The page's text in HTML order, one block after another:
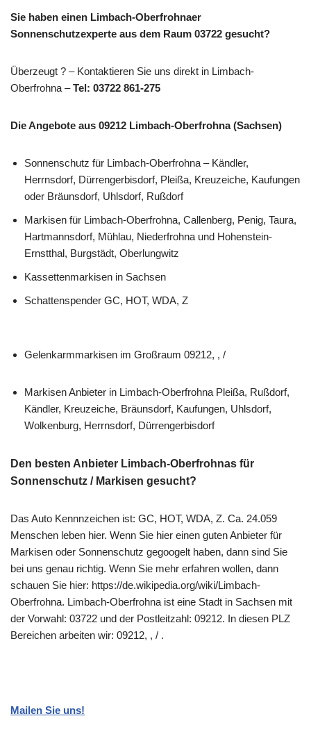
Sie haben einen Limbach-Oberfrohnaer
Sonnenschutzexperte aus dem Raum 03722 gesucht?
Überzeugt ? – Kontaktieren Sie uns direkt in Limbach-
Oberfrohna –Tel: 03722 861-275
Die Angebote aus 09212 Limbach-Oberfrohna (Sachsen)
Sonnenschutz für Limbach-Oberfrohna – Kändler,
Herrnsdorf, Dürrengerbisdorf, Pleißa, Kreuzeiche, Kaufungen
oder Bräunsdorf, Uhlsdorf, Rußdorf
Markisen für Limbach-Oberfrohna, Callenberg, Penig, Taura,
Hartmannsdorf, Mühlau, Niederfrohna und Hohenstein-
Ernstthal, Burgstädt, Oberlungwitz
Kassettenmarkisen in Sachsen
Schattenspender GC, HOT, WDA, Z
Gelenkarmmarkisen im Großraum 09212, , /
Markisen Anbieter in Limbach-Oberfrohna Pleißa, Rußdorf,
Kändler, Kreuzeiche, Bräunsdorf, Kaufungen, Uhlsdorf,
Wolkenburg, Herrnsdorf, Dürrengerbisdorf
Den besten Anbieter Limbach-Oberfrohnas für
Sonnenschutz / Markisen gesucht?
Das Auto Kennnzeichen ist: GC, HOT, WDA, Z. Ca. 24.059
Menschen leben hier. Wenn Sie hier einen guten Anbieter für
Markisen oder Sonnenschutz gegoogelt haben, dann sind Sie
bei uns genau richtig. Wenn Sie mehr erfahren wollen, dann
schauen Sie hier: https://de.wikipedia.org/wiki/Limbach-
Oberfrohna. Limbach-Oberfrohna ist eine Stadt in Sachsen mit
der Vorwahl: 03722 und der Postleitzahl: 09212. In diesen PLZ
Bereichen arbeiten wir: 09212, , / .
Mailen Sie uns!